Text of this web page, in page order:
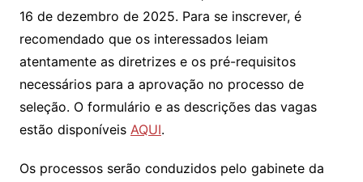
16 de dezembro de 2025. Para se inscrever, é
recomendado que os interessados leiam
atentamente as diretrizes e os pré-requisitos
necessários para a aprovação no processo de
seleção. O formulário e as descrições das vagas
estão disponíveis AQUI.
Os processos serão conduzidos pelo gabinete da